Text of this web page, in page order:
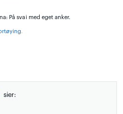
På svai med eget anker.
.
sier: